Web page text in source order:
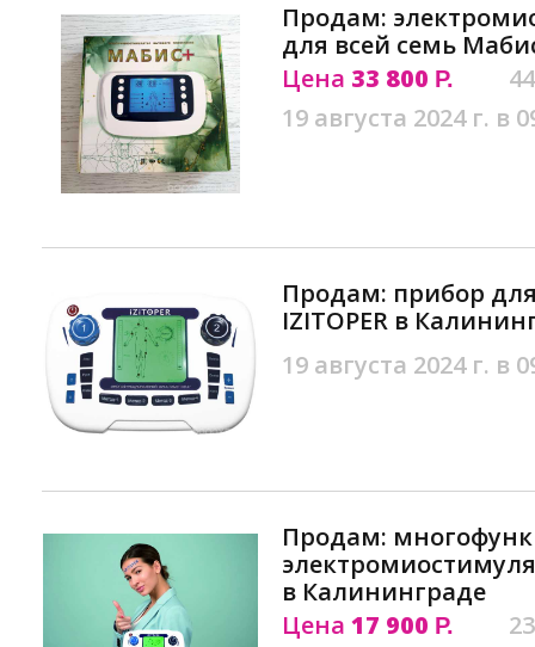
Продам:
для всей семь
Цена 33 800 Р.
19 августа 2024 г. в
Продам: прибор
IZITOPER в
19 августа 2024 г. в
Продам:
в Калининграде
Цена 17 900 Р.